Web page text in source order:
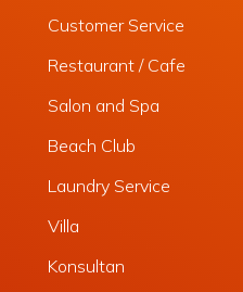
Customer Service
Restaurant / Cafe
Salon and Spa
Beach Club
Laundry Service
Villa
Konsultan